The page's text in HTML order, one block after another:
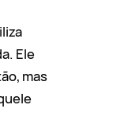
Ele
mas